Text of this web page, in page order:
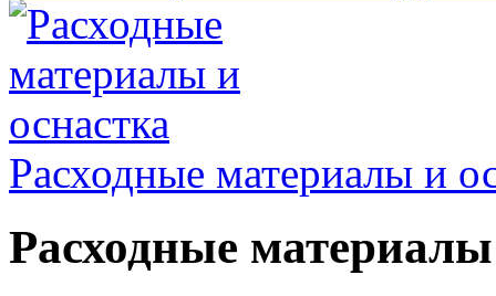
Расходные материалы и
Расходные